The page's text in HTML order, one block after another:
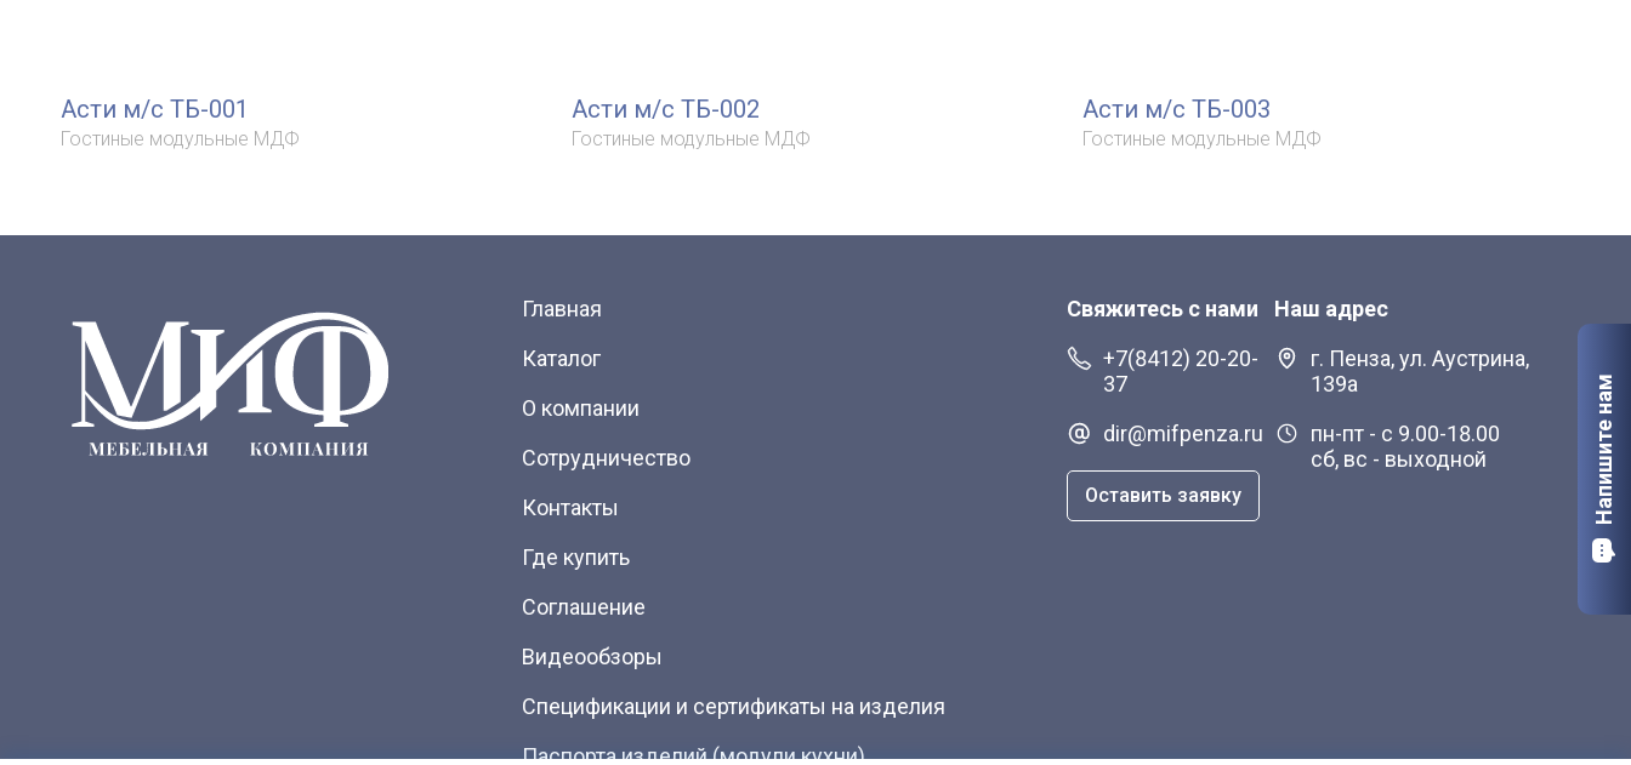
Асти м/с ТБ-001
Гостиные модульные МДФ
Асти м/с ТБ-002
Гостиные модульные МДФ
Асти м/с ТБ-003
Гостиные модульные МДФ
Главная
Каталог
О компании
Сотрудничество
Контакты
Где купить
Соглашение
Видеообзоры
Спецификации и сертификаты на изделия
Паспорта изделий (модули кухни)
Свяжитесь с нами
+7(8412) 20-20-
37
dir@mifpenza.ru
Оставить заявку
Наш адрес
г. Пенза, ул. Аустрина,
139а
пн-пт - с 9.00-18.00
сб, вс - выходной
Напишите нам